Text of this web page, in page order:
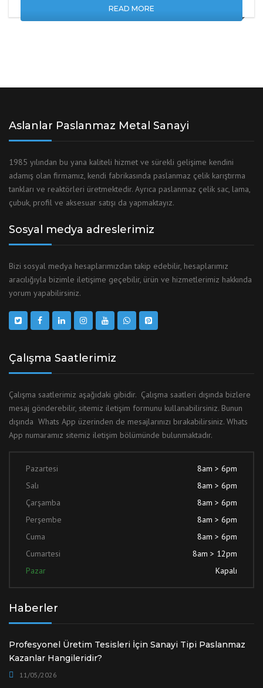
READ MORE
Aslanlar Paslanmaz Metal Sanayi
1985 yılından bu yana kaliteli hizmet ve sürekli gelişime kendini
adamış olan firmamız, kendi fabrikasında paslanmaz çelik karıştırma
tankları ve reaktörleri üretmektedir. Ayrıca paslanmaz çelik sac, lama,
çubuk, profil ve aksesuar satışı da yapmaktayız.
Sosyal medya adreslerimiz
Bizi sosyal medya hesaplarımızdan takip edebilir, hesaplarımız
aracılığıyla bizimle iletişime geçebilir, ürün ve hizmetlerimiz hakkında
yorum yapabilirsiniz.
Çalışma Saatlerimiz
Çalışma saatlerimiz aşağıdaki gibidir. Çalışma saatleri dışında bizlere
mesaj gönderebilir, sitemiz iletişim formunu kullanabilirsiniz. Bunun
dışında Whats App üzerinden de mesajlarınızı bırakabilirsiniz. Whats
App numaramız sitemiz iletişim bölümünde bulunmaktadır.
Pazartesi
8am > 6pm
Salı
8am > 6pm
Çarşamba
8am > 6pm
Perşembe
8am > 6pm
Cuma
8am > 6pm
Cumartesi
8am > 12pm
Pazar
Kapalı
Haberler
Profesyonel Üretim Tesisleri İçin Sanayi Tipi Paslanmaz
Kazanlar Hangileridir?
11/05/2026